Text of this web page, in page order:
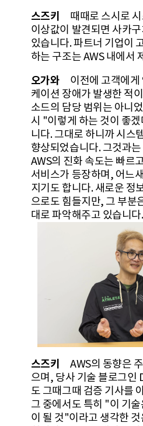
스즈키
때때로 스시로
이상값이 발견되면 사카
있습니다. 파트너 기업이
하는 구조는 AWS 내에서
오가와 이전에 고객에게
케이션 장애가 발생한 적
소드의 담당 범위는 아니
시 "이렇게 하는 것이 좋
니다. 그대로 하니까 시스
향상되었습니다. 그것과
AWS의 진화 속도는 빠르
서비스가 등장하며, 어느
지기도 합니다. 새로운 정
으로도 힘들지만, 그 부분
대로 파악해주고 있습니다.
스즈키
AWS의 동향은
으며, 당사 기술 블로그인
도 그때그때 검증 기사를
그 중에서도 특히 "이 기
이 될 것"이라고 생각한